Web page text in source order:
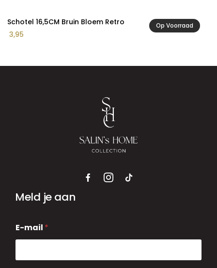
Op Voorraad
Schotel 16,5CM Bruin Bloem Retro
3,95
Meld je aan
-
m
i
E-mail *